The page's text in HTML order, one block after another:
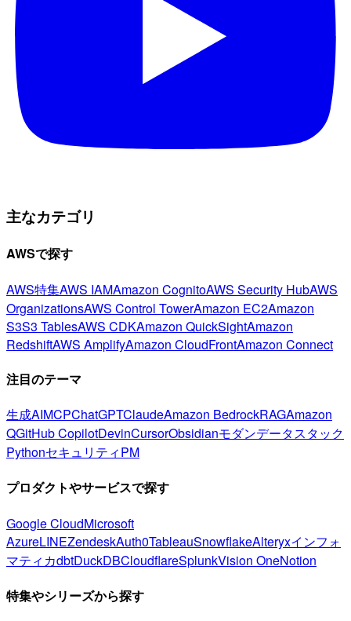
主なカテゴリ
AWSで探す
AWS特集AWS IAMAmazon CognitoAWS Security HubAWS
OrganizationsAWS Control TowerAmazon EC2Amazon
S3S3 TablesAWS CDKAmazon QuickSightAmazon
RedshiftAWS AmplifyAmazon CloudFrontAmazon Connect
注目のテーマ
生成AIMCPChatGPTClaudeAmazon BedrockRAGAmazon
QGitHub CopilotDevinCursorObsidianモダンデータスタック
PythonセキュリティPM
プロダクトやサービスで探す
Google CloudMicrosoft
AzureLINEZendeskAuth0TableauSnowflakeAlteryxインフォ
マティカdbtDuckDBCloudflareSplunkVision OneNotion
特集やシリーズから探す